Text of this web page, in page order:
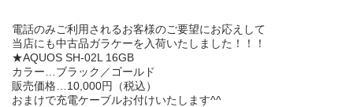
電話のみご利用されるお客様のご要望にお応えして
当店にも中古品ガラケーを入荷いたしました！！！
★AQUOS SH-02L 16GB
カラー…ブラック／ゴールド
販売価格…10,000円（税込）
おまけで充電ケーブルお付けいたします^^